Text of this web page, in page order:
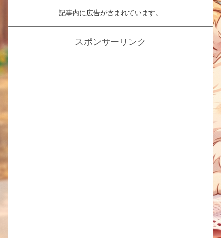
記事内に広告が含まれています。
スポンサーリンク